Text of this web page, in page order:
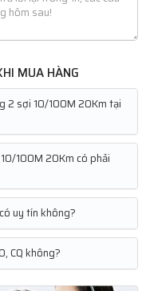
MUA HÀNG
2 sợi 10/100M 20Km tại
100M 20Km có phải
uy tín không?
CQ không?